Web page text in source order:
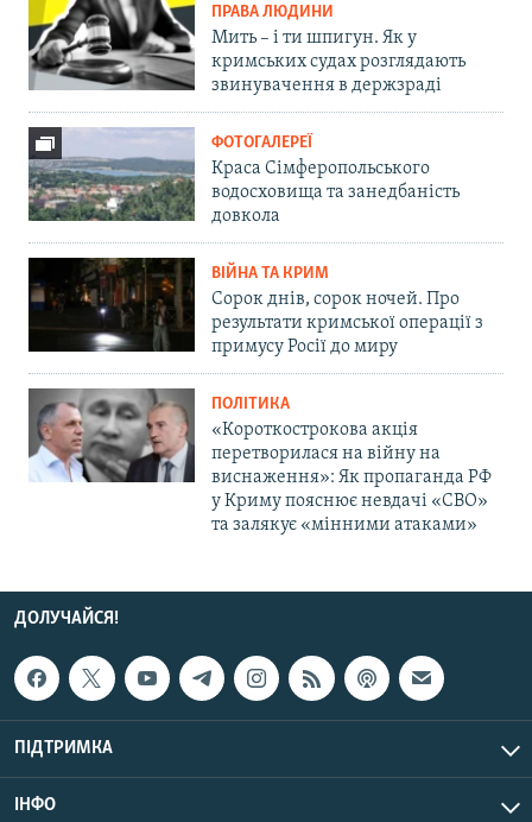
ПРАВА ЛЮДИНИ
Мить – і ти шпигун. Як у
кримських судах розглядають
звинувачення в держзраді
ФОТОГАЛЕРЕЇ
Краса Сімферопольського
водосховища та занедбаність
довкола
ВІЙНА ТА КРИМ
Сорок днів, сорок ночей. Про
результати кримської операції з
примусу Росії до миру
ПОЛІТИКА
«Короткострокова акція
перетворилася на війну на
виснаження»: Як пропаганда РФ
у Криму пояснює невдачі «СВО»
та залякує «мінними атаками»
ДОЛУЧАЙСЯ!
ПІДТРИМКА
ІНФО